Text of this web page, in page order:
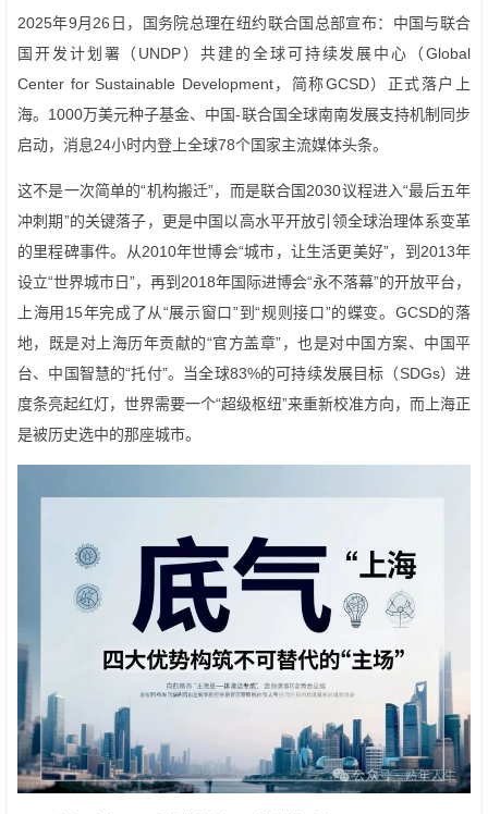
2025年9月26日，国务院总理在纽约联合国总部宣布：中国与联合
国开发计划署（UNDP）共建的全球可持续发展中心（Global
Center for Sustainable Development，简称GCSD）正式落户上
海。1000万美元种子基金、中国-联合国全球南南发展支持机制同步
启动，消息24小时内登上全球78个国家主流媒体头条。
这不是一次简单的“机构搬迁”，而是联合国2030议程进入“最后五年
冲刺期”的关键落子，更是中国以高水平开放引领全球治理体系变革
的里程碑事件。从2010年世博会“城市，让生活更美好”，到2013年
设立“世界城市日”，再到2018年国际进博会“永不落幕”的开放平台，
上海用15年完成了从“展示窗口”到“规则接口”的蝶变。GCSD的落
地，既是对上海历年贡献的“官方盖章”，也是对中国方案、中国平
台、中国智慧的“托付”。当全球83%的可持续发展目标（SDGs）进
度条亮起红灯，世界需要一个“超级枢纽”来重新校准方向，而上海正
是被历史选中的那座城市。